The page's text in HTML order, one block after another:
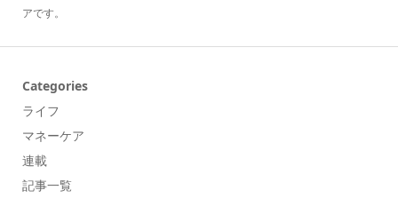
アです。
Categories
ライフ
マネーケア
連載
記事一覧